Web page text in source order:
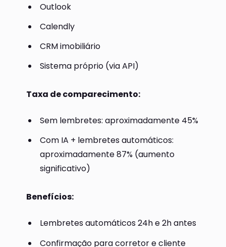
Outlook
Calendly
CRM imobiliário
Sistema próprio (via API)
Taxa de comparecimento:
Sem lembretes: aproximadamente 45%
Com IA + lembretes automáticos:
aproximadamente 87% (aumento
significativo)
Benefícios:
Lembretes automáticos 24h e 2h antes
Confirmação para corretor e cliente